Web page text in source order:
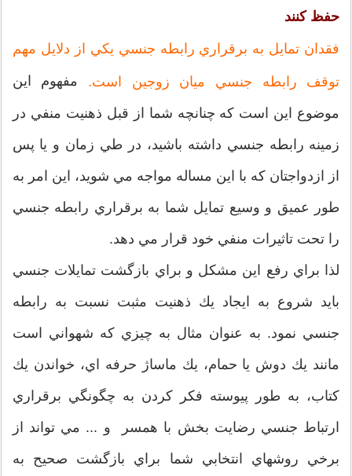
حفظ كنند
فقدان تمايل به برقراري رابطه جنسي يكي از دلايل مهم
توقف رابطه جنسي ميان زوجين است. مفهوم اين
موضوع اين است كه چنانچه شما از قبل ذهنيت منفي در
زمينه رابطه جنسي داشته باشيد، در طي زمان و يا پس
از ازدواجتان كه با اين مساله مواجه مي شويد، اين امر به
طور عميق و وسيع تمايل شما به برقراري رابطه جنسي
را تحت تاثيرات منفي خود قرار مي دهد.
لذا براي رفع اين مشكل و براي بازگشت تمايلات جنسي
بايد شروع به ايجاد يك ذهنيت مثبت نسبت به رابطه
جنسي نمود. به عنوان مثال به چيزي كه شهواني است
مانند يك دوش يا حمام، يك ماساژ حرفه اي، خواندن يك
كتاب، به طور پيوسته فكر كردن به چگونگي برقراري
ارتباط جنسي رضايت بخش با همسر و ... مي تواند از
برخي روشهاي انتخابي شما براي بازگشت صحيح به